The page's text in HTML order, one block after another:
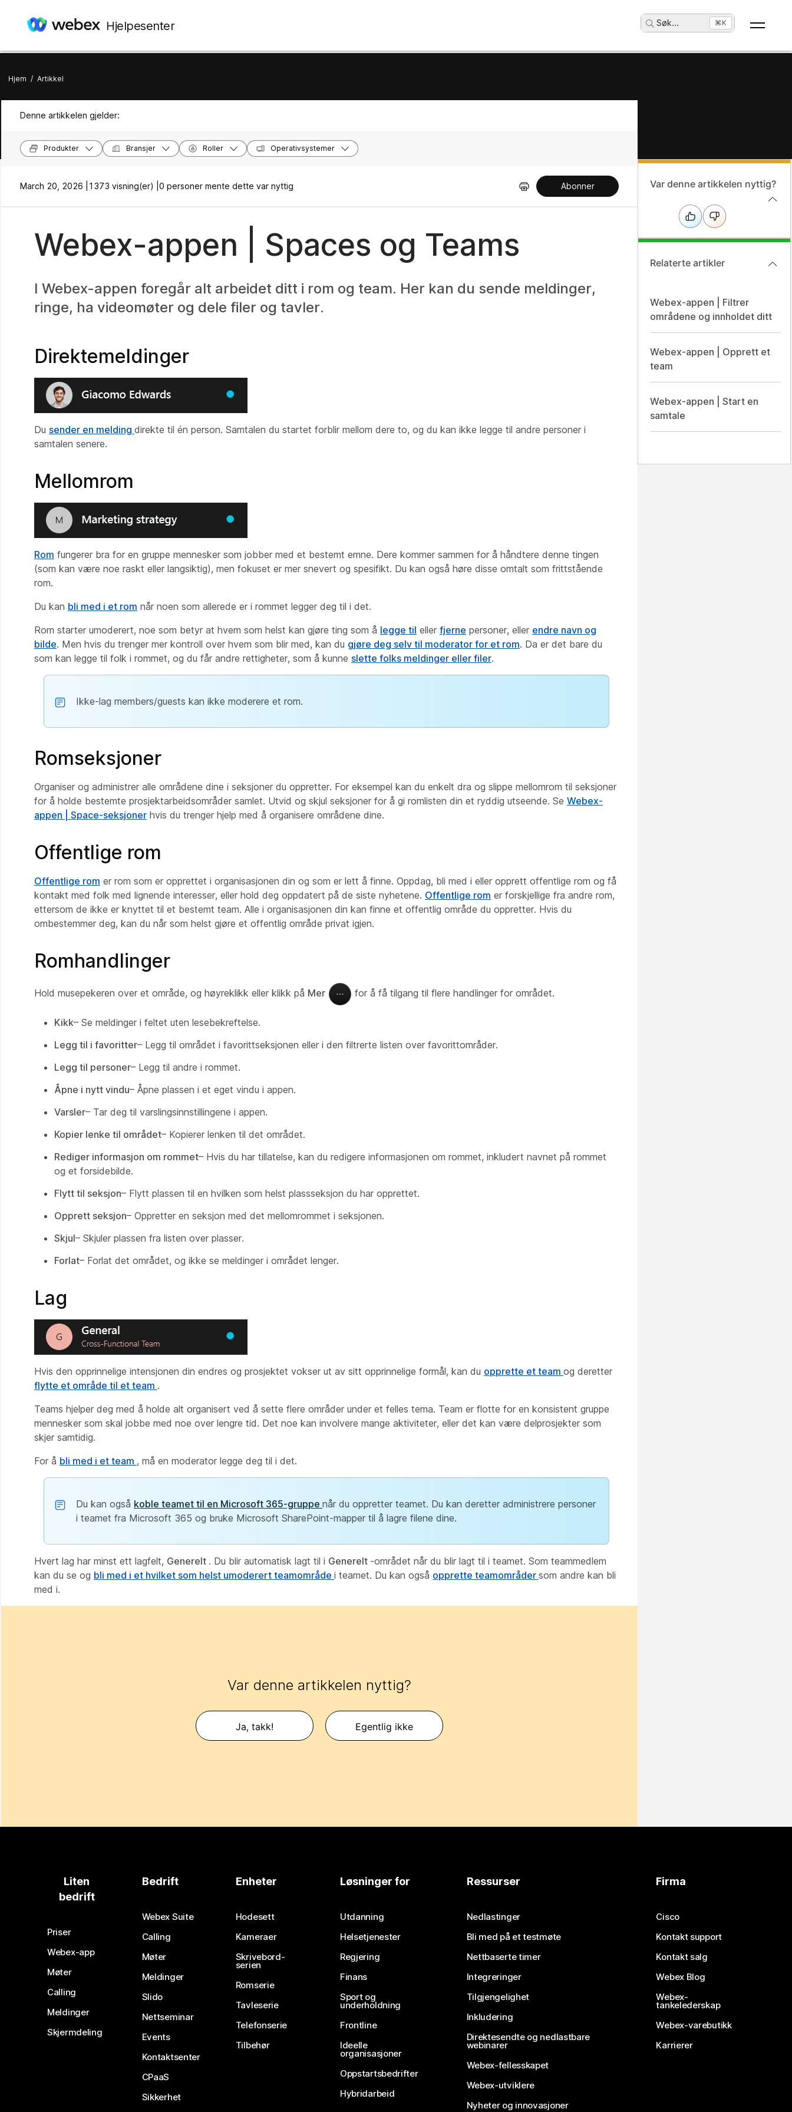
Hjelpesenter Søk... ⌘K
Hjem / Artikkel
Denne artikkelen gjelder:
Produkter Bransjer Roller Operativsystemer
March 20, 2026 | 1373 visning(er) | 0 personer mente dette var nyttig Abonner
Webex-appen | Spaces og Teams
I Webex-appen foregår alt arbeidet ditt i rom og team. Her kan du sende meldinger,
ringe, ha videomøter og dele filer og tavler.
Direktemeldinger
Du sender en melding direkte til én person. Samtalen du startet forblir mellom dere to, og du kan ikke legge til andre personer i
samtalen senere.
Mellomrom
Rom fungerer bra for en gruppe mennesker som jobber med et bestemt emne. Dere kommer sammen for å håndtere denne tingen
(som kan være noe raskt eller langsiktig), men fokuset er mer snevert og spesifikt. Du kan også høre disse omtalt som frittstående
rom.
Du kan bli med i et rom når noen som allerede er i rommet legger deg til i det.
Rom starter umoderert, noe som betyr at hvem som helst kan gjøre ting som å legge til eller fjerne personer, eller endre navn og
bilde. Men hvis du trenger mer kontroll over hvem som blir med, kan du gjøre deg selv til moderator for et rom. Da er det bare du
som kan legge til folk i rommet, og du får andre rettigheter, som å kunne slette folks meldinger eller filer.
Ikke-lag members/guests kan ikke moderere et rom.
Romseksjoner
Organiser og administrer alle områdene dine i seksjoner du oppretter. For eksempel kan du enkelt dra og slippe mellomrom til seksjoner
for å holde bestemte prosjektarbeidsområder samlet. Utvid og skjul seksjoner for å gi romlisten din et ryddig utseende. Se Webex-
appen | Space-seksjoner hvis du trenger hjelp med å organisere områdene dine.
Offentlige rom
Offentlige rom er rom som er opprettet i organisasjonen din og som er lett å finne. Oppdag, bli med i eller opprett offentlige rom og få
kontakt med folk med lignende interesser, eller hold deg oppdatert på de siste nyhetene. Offentlige rom er forskjellige fra andre rom,
ettersom de ikke er knyttet til et bestemt team. Alle i organisasjonen din kan finne et offentlig område du oppretter. Hvis du
ombestemmer deg, kan du når som helst gjøre et offentlig område privat igjen.
Romhandlinger
Hold musepekeren over et område, og høyreklikk eller klikk på Mer for å få tilgang til flere handlinger for området.
Kikk– Se meldinger i feltet uten lesebekreftelse.
Legg til i favoritter– Legg til området i favorittseksjonen eller i den filtrerte listen over favorittområder.
Legg til personer– Legg til andre i rommet.
Åpne i nytt vindu– Åpne plassen i et eget vindu i appen.
Varsler– Tar deg til varslingsinnstillingene i appen.
Kopier lenke til området– Kopierer lenken til det området.
Rediger informasjon om rommet– Hvis du har tillatelse, kan du redigere informasjonen om rommet, inkludert navnet på rommet
og et forsidebilde.
Flytt til seksjon– Flytt plassen til en hvilken som helst plassseksjon du har opprettet.
Opprett seksjon– Oppretter en seksjon med det mellomrommet i seksjonen.
Skjul– Skjuler plassen fra listen over plasser.
Forlat– Forlat det området, og ikke se meldinger i området lenger.
Lag
Hvis den opprinnelige intensjonen din endres og prosjektet vokser ut av sitt opprinnelige formål, kan du opprette et team og deretter
flytte et område til et team .
Teams hjelper deg med å holde alt organisert ved å sette flere områder under et felles tema. Team er flotte for en konsistent gruppe
mennesker som skal jobbe med noe over lengre tid. Det noe kan involvere mange aktiviteter, eller det kan være delprosjekter som
skjer samtidig.
For å bli med i et team , må en moderator legge deg til i det.
Du kan også koble teamet til en Microsoft 365-gruppe når du oppretter teamet. Du kan deretter administrere personer
i teamet fra Microsoft 365 og bruke Microsoft SharePoint-mapper til å lagre filene dine.
Hvert lag har minst ett lagfelt, Generelt . Du blir automatisk lagt til i Generelt -området når du blir lagt til i teamet. Som teammedlem
kan du se og bli med i et hvilket som helst umoderert teamområde i teamet. Du kan også opprette teamområder som andre kan bli
med i.
Var denne artikkelen nyttig?
Ja, takk! Egentlig ikke
Var denne artikkelen nyttig?
Relaterte artikler
Webex-appen | Filtrer
områdene og innholdet ditt
Webex-appen | Opprett et
team
Webex-appen | Start en
samtale
Liten
bedrift
Priser
Webex-app
Møter
Calling
Meldinger
Skjermdeling
Bedrift
Webex Suite
Calling
Møter
Meldinger
Slido
Nettseminar
Events
Kontaktsenter
CPaaS
Sikkerhet
Enheter
Hodesett
Kameraer
Skrivebord-
serien
Romserie
Tavleserie
Telefonserie
Tilbehør
Løsninger for
Utdanning
Helsetjenester
Regjering
Finans
Sport og
underholdning
Frontline
Ideelle
organisasjoner
Oppstartsbedrifter
Hybridarbeid
Ressurser
Nedlastinger
Bli med på et testmøte
Nettbaserte timer
Integreringer
Tilgjengelighet
Inkludering
Direktesendte og nedlastbare
webinarer
Webex-fellesskapet
Webex-utviklere
Nyheter og innovasjoner
Firma
Cisco
Kontakt support
Kontakt salg
Webex Blog
Webex-
tankelederskap
Webex-varebutikk
Karrierer